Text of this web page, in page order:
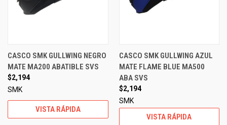
CASCO SMK GULLWING NEGRO
MATE MA200 ABATIBLE SVS
$2,194
SMK
VISTA RÁPIDA
CASCO SMK GULLWING AZUL
MATE FLAME BLUE MA500
ABA SVS
$2,194
SMK
VISTA RÁPIDA